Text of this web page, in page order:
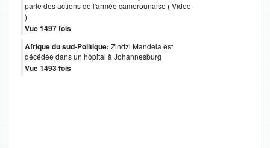
parle des actions de l'armée camerounaise ( Video
)
Vue 1497 fois
Afrique du sud-Politique: Zindzi Mandela est
décédée dans un hôpital à Johannesburg
Vue 1493 fois